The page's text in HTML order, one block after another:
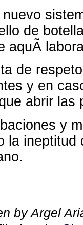
de
aquÃ­
de
y en
abrir
y
la ineptitud
byArgel